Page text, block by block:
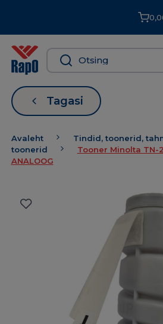
Tagasi
Avaleht Tindid, toonerid,
toonerid
Tooner Minolta TN-
ANALOOG